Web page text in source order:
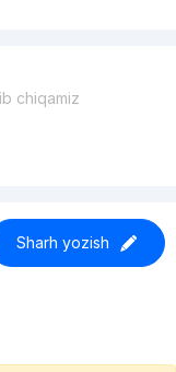
chiqamiz
Sharh yozish